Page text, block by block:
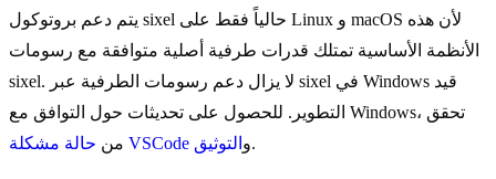
يتم دعم بروتوكول sixel حالياً فقط على Linux و macOS لأن هذه
الأنظمة الأساسية تمتلك قدرات طرفية أصلية متوافقة مع رسومات
sixel. لا يزال دعم رسومات الطرفية عبر sixel في Windows قيد
التطوير. للحصول على تحديثات حول التوافق مع Windows، تحقق
من حالة مشكلة VSCode و التوثيق .